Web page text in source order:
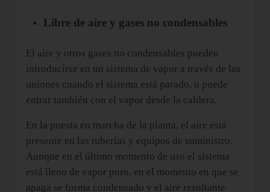
Libre de aire y gases no condensables
El aire y otros gases no condensables pueden
introducirse en un sistema de vapor a través de las
uniones cuando el sistema está parado, o puede
entrar también con el vapor desde la caldera.
En la puesta en marcha de la planta, el aire está
presente en las tuberías y equipos de suministro.
Aunque en el último momento de uso el sistema
está lleno de vapor puro, en el momento en que se
apaga se forma condensado y el aire resultante